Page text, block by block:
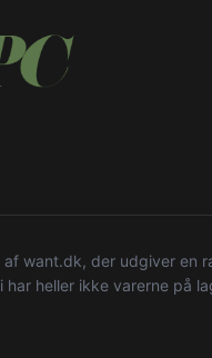
af want.dk, der udgiver en
heller ikke varerne på